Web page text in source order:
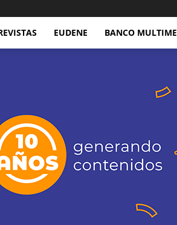
EUDENE BANCO